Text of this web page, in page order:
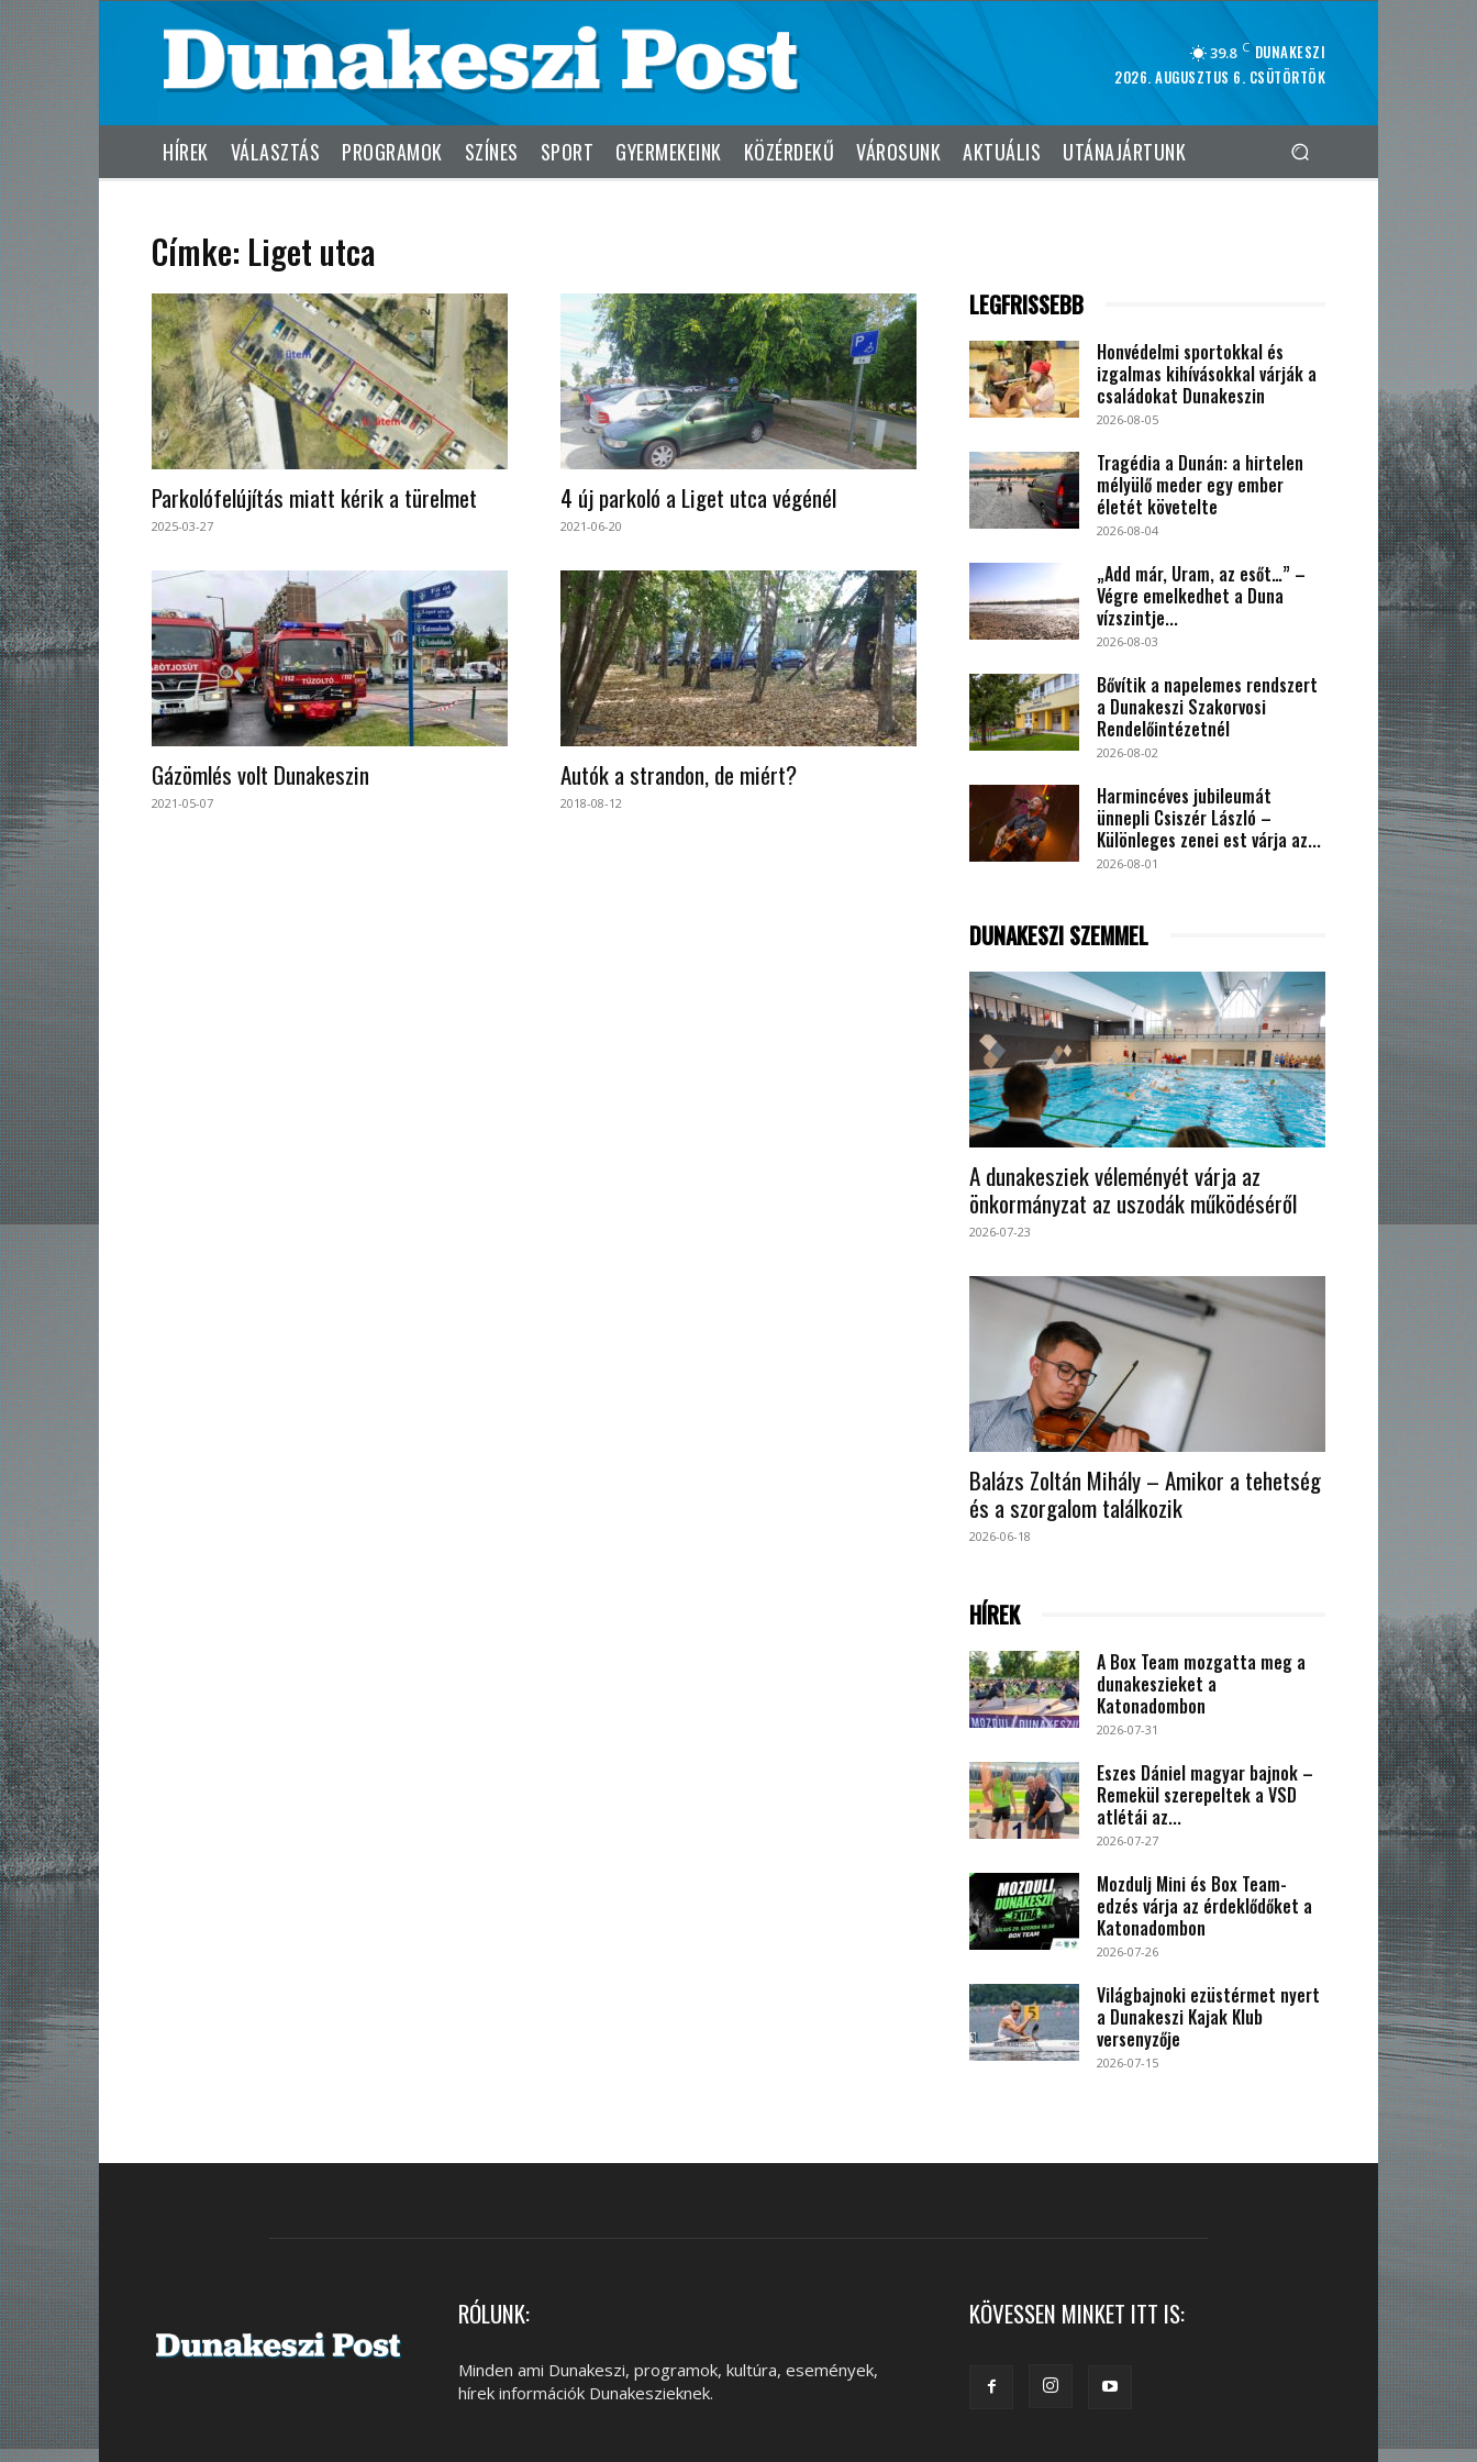
39.8 C DUNAKESZI
2026. AUGUSZTUS 6. CSÜTÖRTÖK
HÍREK VÁLASZTÁS PROGRAMOK SZÍNES SPORT GYERMEKEINK KÖZÉRDEKŰ VÁROSUNK AKTUÁLIS UTÁNAJÁRTUNK
Címke: Liget utca
Parkolófelújítás miatt kérik a türelmet
2025-03-27
4 új parkoló a Liget utca végénél
2021-06-20
Gázömlés volt Dunakeszin
2021-05-07
Autók a strandon, de miért?
2018-08-12
LEGFRISSEBB
Honvédelmi sportokkal és
izgalmas kihívásokkal várják a
családokat Dunakeszin
2026-08-05
Tragédia a Dunán: a hirtelen
mélyülő meder egy ember
életét követelte
2026-08-04
„Add már, Uram, az esőt…” –
Végre emelkedhet a Duna
vízszintje...
2026-08-03
Bővítik a napelemes rendszert
a Dunakeszi Szakorvosi
Rendelőintézetnél
2026-08-02
Harmincéves jubileumát
ünnepli Csiszér László –
Különleges zenei est várja az...
2026-08-01
DUNAKESZI SZEMMEL
A dunakesziek véleményét várja az
önkormányzat az uszodák működéséről
2026-07-23
Balázs Zoltán Mihály – Amikor a tehetség
és a szorgalom találkozik
2026-06-18
HÍREK
A Box Team mozgatta meg a
dunakeszieket a
Katonadombon
2026-07-31
Eszes Dániel magyar bajnok –
Remekül szerepeltek a VSD
atlétái az...
2026-07-27
Mozdulj Mini és Box Team-
edzés várja az érdeklődőket a
Katonadombon
2026-07-26
Világbajnoki ezüstérmet nyert
a Dunakeszi Kajak Klub
versenyzője
2026-07-15
RÓLUNK:
Minden ami Dunakeszi, programok, kultúra, események,
hírek információk Dunakeszieknek.
KÖVESSEN MINKET ITT IS: